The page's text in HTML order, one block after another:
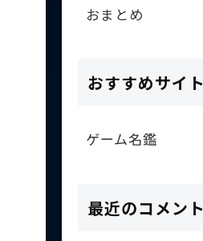
おまとめ
おすすめサイト
ゲーム名鑑
最近のコメント